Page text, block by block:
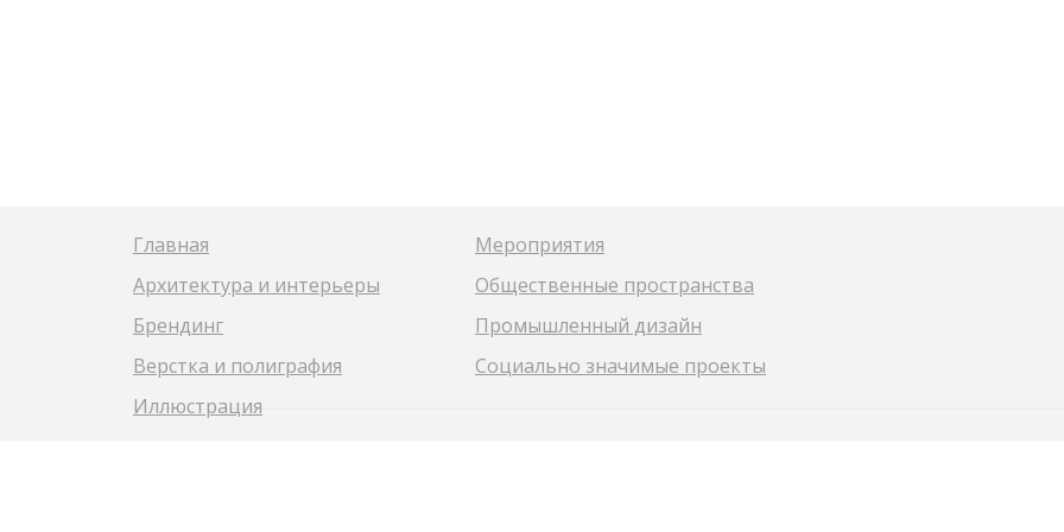
Главная
Архитектура и интерьеры
Брендинг
Верстка и полиграфия
Иллюстрация
Мероприятия
Общественные пространства
Промышленный дизайн
Социально значимые проекты